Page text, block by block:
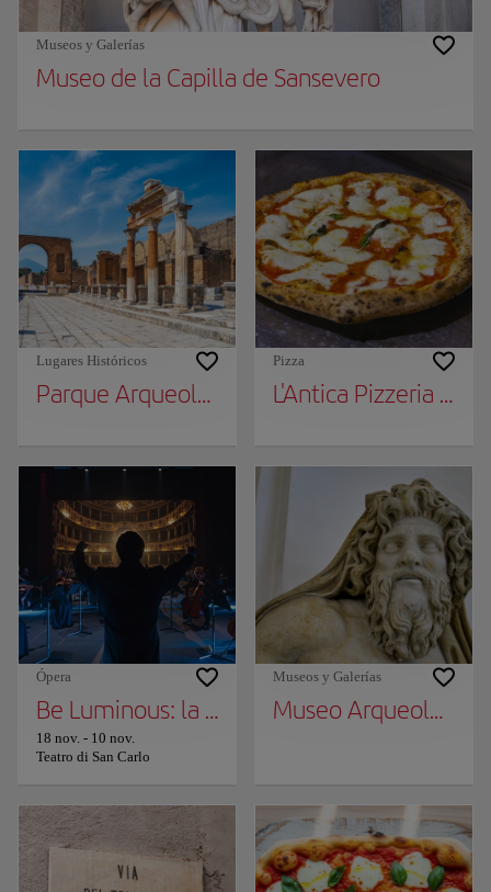
Museos y Galerías
Museo de la Capilla de Sansevero
Lugares Históricos
Parque Arqueológico de Pompeya
Pizza
L'Antica Pizzeria da
Ópera
Be Luminous: la temporada 2025/2026 del
18 nov. - 10 nov.
Teatro di San Carlo
Museos y Galerías
Museo